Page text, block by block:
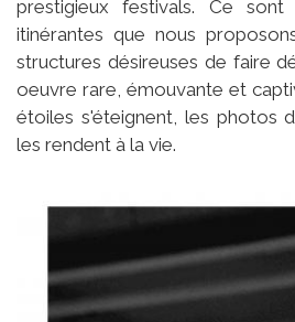
prestigieux festivals. Ce
itinérantes que nous
structures désireuses de faire
oeuvre rare, émouvante et
étoiles s'éteignent, les photos
les rendent à la vie.